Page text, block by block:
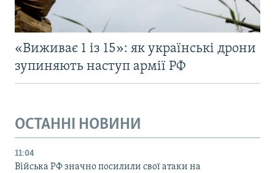
«Виживає 1 із 15»: як українські дрони
зупиняють наступ армії РФ
ОСТАННІ НОВИНИ
11:04
Війська РФ значно посилили свої атаки на